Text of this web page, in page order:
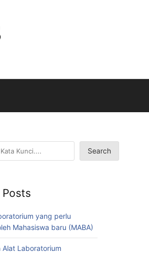
Search
Posts
yang perlu
Mahasiswa baru (MABA)
Alat Laboratorium